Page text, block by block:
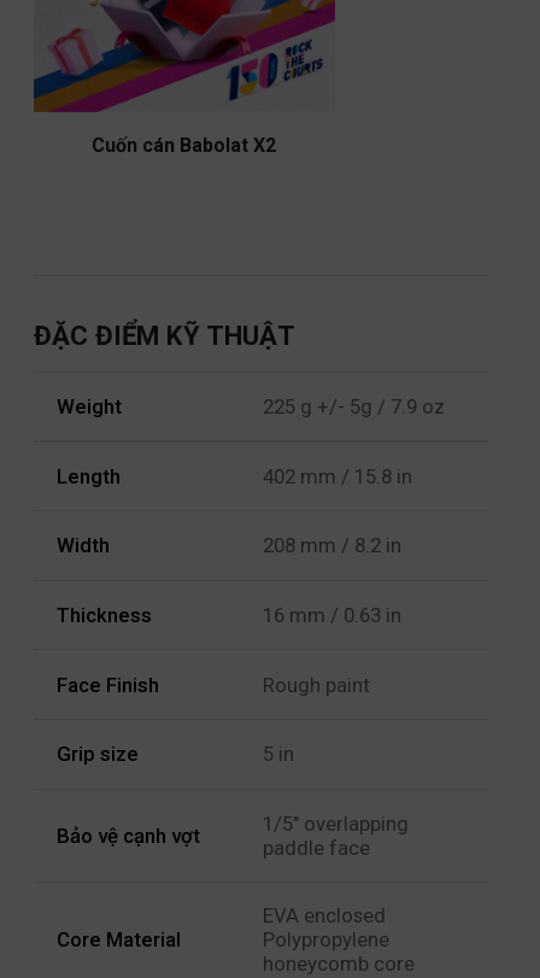
Cuốn cán Babolat X2
ĐẶC ĐIỂM KỸ THUẬT
Weight 225 g +/- 5g / 7.9 oz
Length 402 mm / 15.8 in
Width 208 mm / 8.2 in
Thickness 16 mm / 0.63 in
Face Finish Rough paint
Grip size 5 in
Bảo vệ cạnh vợt
1/5" overlapping
paddle face
Core Material
EVA enclosed
Polypropylene
honeycomb core